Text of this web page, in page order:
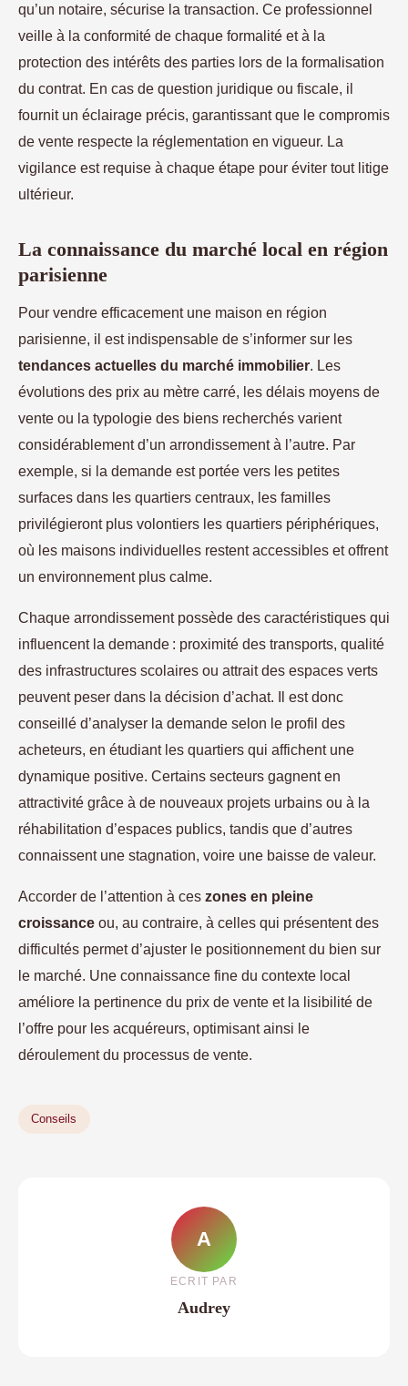
qu’un notaire, sécurise la transaction. Ce professionnel
veille à la conformité de chaque formalité et à la
protection des intérêts des parties lors de la formalisation
du contrat. En cas de question juridique ou fiscale, il
fournit un éclairage précis, garantissant que le compromis
de vente respecte la réglementation en vigueur. La
vigilance est requise à chaque étape pour éviter tout litige
ultérieur.
La connaissance du marché local en région
parisienne
Pour vendre efficacement une maison en région
parisienne, il est indispensable de s’informer sur les
tendances actuelles du marché immobilier. Les
évolutions des prix au mètre carré, les délais moyens de
vente ou la typologie des biens recherchés varient
considérablement d’un arrondissement à l’autre. Par
exemple, si la demande est portée vers les petites
surfaces dans les quartiers centraux, les familles
privilégieront plus volontiers les quartiers périphériques,
où les maisons individuelles restent accessibles et offrent
un environnement plus calme.
Chaque arrondissement possède des caractéristiques qui
influencent la demande : proximité des transports, qualité
des infrastructures scolaires ou attrait des espaces verts
peuvent peser dans la décision d’achat. Il est donc
conseillé d’analyser la demande selon le profil des
acheteurs, en étudiant les quartiers qui affichent une
dynamique positive. Certains secteurs gagnent en
attractivité grâce à de nouveaux projets urbains ou à la
réhabilitation d’espaces publics, tandis que d’autres
connaissent une stagnation, voire une baisse de valeur.
Accorder de l’attention à ces zones en pleine
croissance ou, au contraire, à celles qui présentent des
difficultés permet d’ajuster le positionnement du bien sur
le marché. Une connaissance fine du contexte local
améliore la pertinence du prix de vente et la lisibilité de
l’offre pour les acquéreurs, optimisant ainsi le
déroulement du processus de vente.
Conseils
A
ECRIT PAR
Audrey